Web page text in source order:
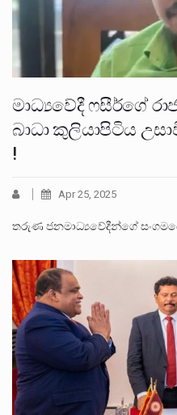
මාධ්‍යවේදී ෆසීර්ගේ
බාධා කුලියාපිටිය
!
Apr 25, 2025
තරුණ ජනමාධ්‍යවේදීන්ගේ